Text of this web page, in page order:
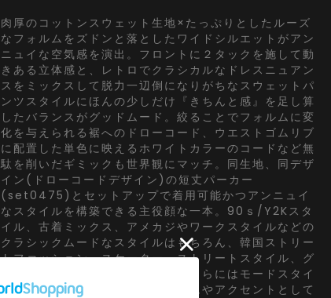
肉厚のコットンスウェット生地×たっぷりとしたルーズ
なフォルムをズドンと落としたワイドシルエットがアン
ニュイな空気感を演出。フロントに２タックを施して動
きある立体感と、レトロでクラシカルなドレスニュアン
スをミックスして脱力一辺倒になりがちなスウェットパ
ンツスタイルにほんの少しだけ『きちんと感』を足し算
したバランスがグッドムード。絞ることでフォルムに変
化を与えられる裾へのドローコード、ウエストゴムリブ
に配置した単色に映えるホワイトカラーのコードなど無
駄を削いだギミックも世界観にマッチ。同生地、同デザ
イン(ドローコードデザイン)の短丈パーカー
(set0475)とセットアップで着用可能かつアンニュイ
なスタイルを構築できる主役顔な一本。90ｓ/Y2Kスタ
イル、古着ミックス、アメカジやワークスタイルなどの
クラシックムードなスタイルはもちろん、韓国ストリー
トファッション、スケーター、ストリートスタイル、グ
ランジといったカジュアル全般、さらにはモードスタイ
ルやキレイメなどのハズシアイテムやアクセントとして